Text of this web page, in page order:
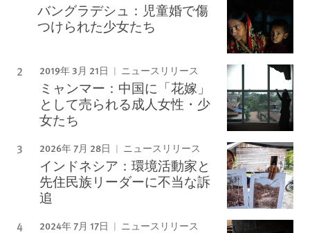
バングラデシュ：児童婚で傷
つけられた少女たち
2019年 3月 21日 ニュースリリース
ミャンマー：中国に「花嫁」
として売られる成人女性・少
女たち
2026年 7月 28日 ニュースリリース
インドネシア：環境活動家と
先住民族リーダーに不当な訴
追
2024年 7月 17日 ニュースリリース